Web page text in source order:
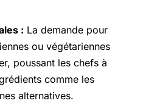
: La demande pour
ou végétariennes
poussant les chefs à
comme les
alternatives.